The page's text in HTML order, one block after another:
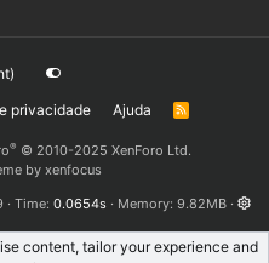
privacidade Ajuda
R
® © 2010-2025 XenForo Ltd.
by xenfocus
Time 0.0654s Memory 9.82MB
content, tailor your experience and